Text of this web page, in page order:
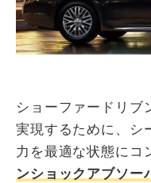
ショーファードリブ
実現するために、シ
力を最適な状態にコ
ンショックアブソー